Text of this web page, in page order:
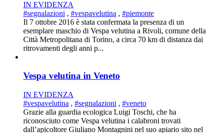
IN EVIDENZA
#segnalazioni , #vespavelutina , #piemonte
Il 7 ottobre 2016 è stata confermata la presenza di un
esemplare maschio di Vespa velutina a Rivoli, comune della
Città Metropolitana di Torino, a circa 70 km di distanza dai
ritrovamenti degli anni p...
Vespa velutina in Veneto
IN EVIDENZA
#vespavelutina , #segnalazioni , #veneto
Grazie alla guardia ecologica Luigi Toschi, che ha
riconosciuto come Vespa velutina i calabroni trovati
dall’apicoltore Giuliano Montagnini nel suo apiario sito nel